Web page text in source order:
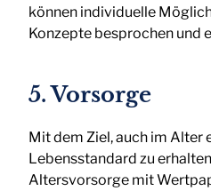
können individuelle
Konzepte besprochen und
5. Vorsorge
Mit dem Ziel, auch im Alter
Lebensstandard zu
Altersvorsorge mit